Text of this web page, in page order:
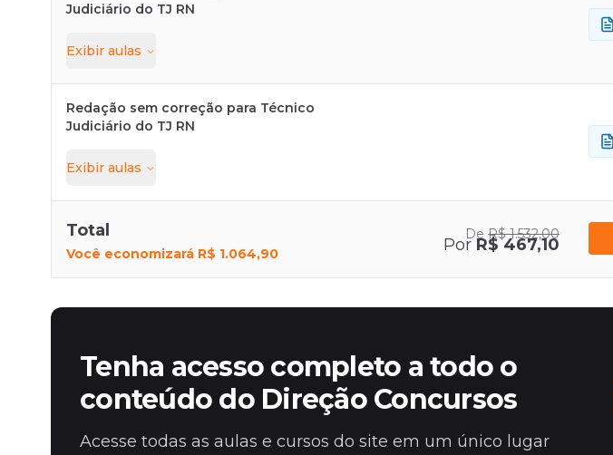
Judiciário do TJ RN
Exibir aulas
Redação sem correção para Técnico
Judiciário do TJ RN
Exibir aulas
Total
Você economizará R$ 1.064,90
De R$ 1.532,00
Por R$ 467,10
Tenha acesso completo a todo o
conteúdo do Direção Concursos
Acesse todas as aulas e cursos do site em um único lugar